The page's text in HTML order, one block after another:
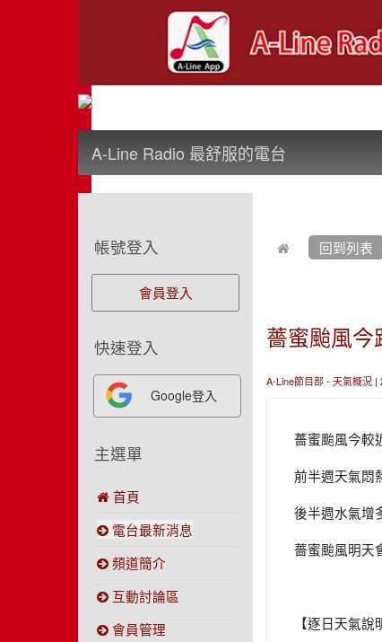
A-Line Radio 最舒服的電台
回到列表
薔蜜颱風
A-Line節目部- 天氣概況 |
薔蜜颱風今較
前半週天氣悶
後半週水氣增
薔蜜颱風明天
【逐日天氣說
帳號登入
會員登入
快速登入
Google登入
主選單
首頁
電台最新消息
頻道簡介
互動討論區
會員管理